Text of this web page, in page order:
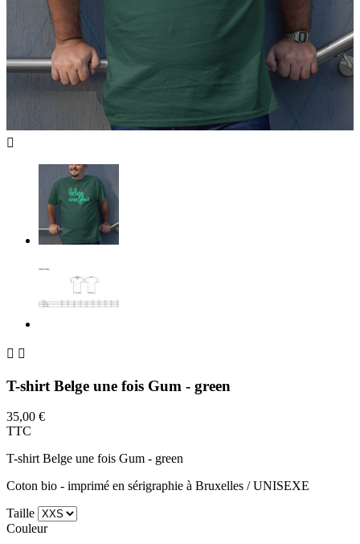

 
T-shirt Belge une fois Gum - green
35,00 €
TTC
T-shirt Belge une fois Gum - green
Coton bio - imprimé en sérigraphie à Bruxelles / UNISEXE
Taille
Couleur